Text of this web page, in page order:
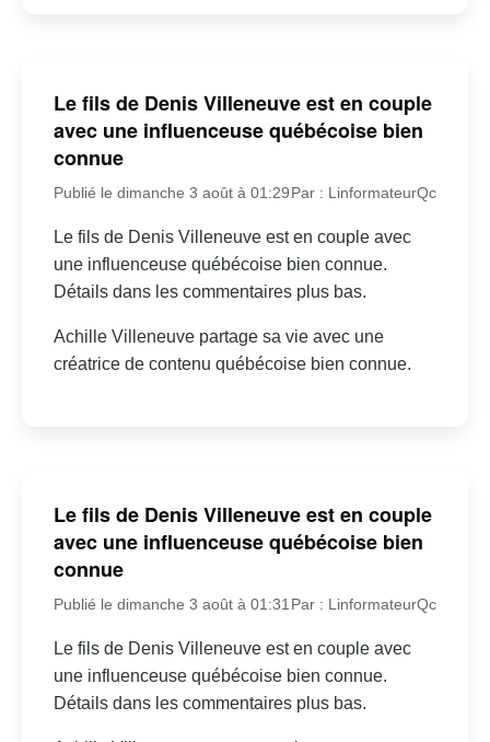
Le fils de Denis Villeneuve est en couple
avec une influenceuse québécoise bien
connue
Publié le dimanche 3 août à 01:29Par : LinformateurQc
Le fils de Denis Villeneuve est en couple avec
une influenceuse québécoise bien connue.
Détails dans les commentaires plus bas.
Achille Villeneuve partage sa vie avec une
créatrice de contenu québécoise bien connue.
Le fils de Denis Villeneuve est en couple
avec une influenceuse québécoise bien
connue
Publié le dimanche 3 août à 01:31Par : LinformateurQc
Le fils de Denis Villeneuve est en couple avec
une influenceuse québécoise bien connue.
Détails dans les commentaires plus bas.